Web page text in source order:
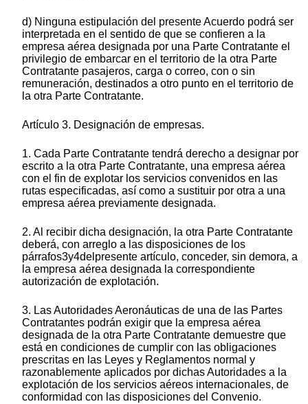
d) Ninguna estipulación del presente Acuerdo podrá ser
interpretada en el sentido de que se confieren a la
empresa aérea designada por una Parte Contratante el
privilegio de embarcar en el territorio de la otra Parte
Contratante pasajeros, carga o correo, con o sin
remuneración, destinados a otro punto en el territorio de
la otra Parte Contratante.
Artículo 3. Designación de empresas.
1. Cada Parte Contratante tendrá derecho a designar por
escrito a la otra Parte Contratante, una empresa aérea
con el fin de explotar los servicios convenidos en las
rutas especificadas, así como a sustituir por otra a una
empresa aérea previamente designada.
2. Al recibir dicha designación, la otra Parte Contratante
deberá, con arreglo a las disposiciones de los
párrafos3y4delpresente artículo, conceder, sin demora, a
la empresa aérea designada la correspondiente
autorización de explotación.
3. Las Autoridades Aeronáuticas de una de las Partes
Contratantes podrán exigir que la empresa aérea
designada de la otra Parte Contratante demuestre que
está en condiciones de cumplir con las obligaciones
prescritas en las Leyes y Reglamentos normal y
razonablemente aplicados por dichas Autoridades a la
explotación de los servicios aéreos internacionales, de
conformidad con las disposiciones del Convenio.